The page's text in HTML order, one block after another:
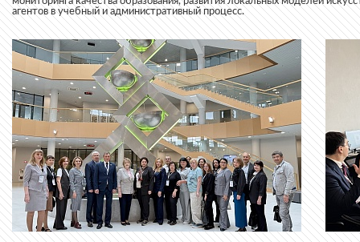
агентов в учебный и административный процесс.